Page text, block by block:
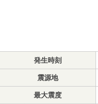
発生時刻
震源地
最大震度